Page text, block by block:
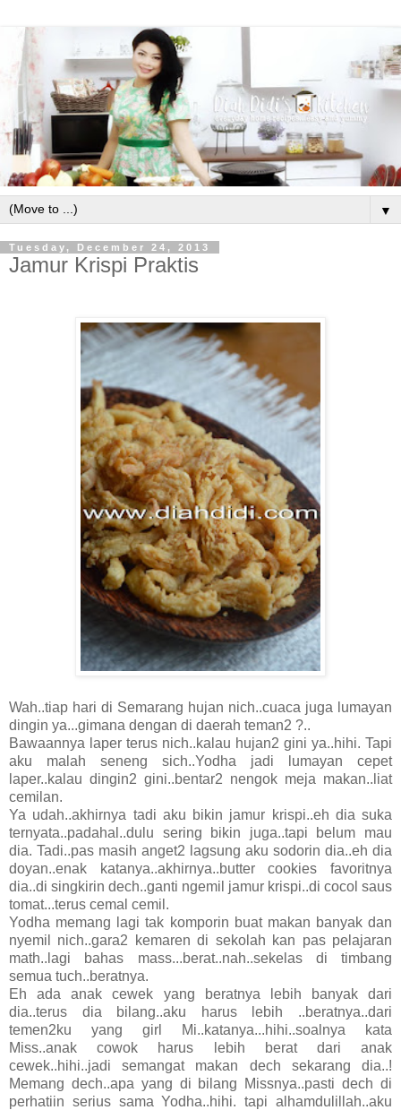
▼
Tuesday, December 24, 2013
Jamur Krispi Praktis
Wah..tiap hari di Semarang hujan nich..cuaca juga lumayan
dingin ya...gimana dengan di daerah teman2 ?..
Bawaannya laper terus nich..kalau hujan2 gini ya..hihi. Tapi
aku malah seneng sich..Yodha jadi lumayan cepet
laper..kalau dingin2 gini..bentar2 nengok meja makan..liat
cemilan.
Ya udah..akhirnya tadi aku bikin jamur krispi..eh dia suka
ternyata..padahal..dulu sering bikin juga..tapi belum mau
dia. Tadi..pas masih anget2 lagsung aku sodorin dia..eh dia
doyan..enak katanya..akhirnya..butter cookies favoritnya
dia..di singkirin dech..ganti ngemil jamur krispi..di cocol saus
tomat...terus cemal cemil.
Yodha memang lagi tak komporin buat makan banyak dan
nyemil nich..gara2 kemaren di sekolah kan pas pelajaran
math..lagi bahas mass...berat..nah..sekelas di timbang
semua tuch..beratnya.
Eh ada anak cewek yang beratnya lebih banyak dari
dia..terus dia bilang..aku harus lebih ..beratnya..dari
temen2ku yang girl Mi..katanya...hihi..soalnya kata
Miss..anak cowok harus lebih berat dari anak
cewek..hihi..jadi semangat makan dech sekarang dia..!
Memang dech..apa yang di bilang Missnya..pasti dech di
perhatiin serius sama Yodha..hihi. tapi alhamdulillah..aku